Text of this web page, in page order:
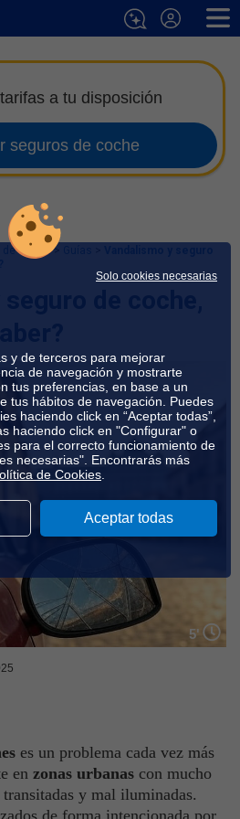
a tu disposición
seguros de coche
de Coche >
de coche,
5'
es un problema cada vez más
en zonas urbanas con mucho
y mal iluminadas.
Solo cookies necesarias
y de terceros para mejorar
de navegación y mostrarte
tus preferencias, en base a un
tus hábitos de navegación. Puedes
haciendo click en “Aceptar todas”,
haciendo click en "Configurar" o
para el correcto funcionamiento de
necesarias". Encontrarás más
de Cookies
Aceptar todas